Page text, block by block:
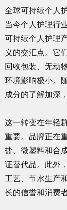
全球可持续个人
当今个人护理行
可持续个人护理
义的交汇点。它
回收包装、无动
环境影响极小。
成分的了解加深
这一转变在年轻
重要。品牌正在
盐、微塑料和合
证替代品。此外
工艺、节水生产
长的信誉和消费